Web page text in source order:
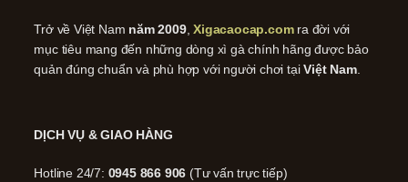
Trở về Việt Nam năm 2009,Xigacaocap.comra đời với
mục tiêu mang đến những dòng xì gà chính hãng được bảo
quản đúng chuẩn và phù hợp với người chơi tạiViệt Nam.
DỊCH VỤ & GIAO HÀNG
Hotline 24/7: 0945 866 906 (Tư vấn trực tiếp)